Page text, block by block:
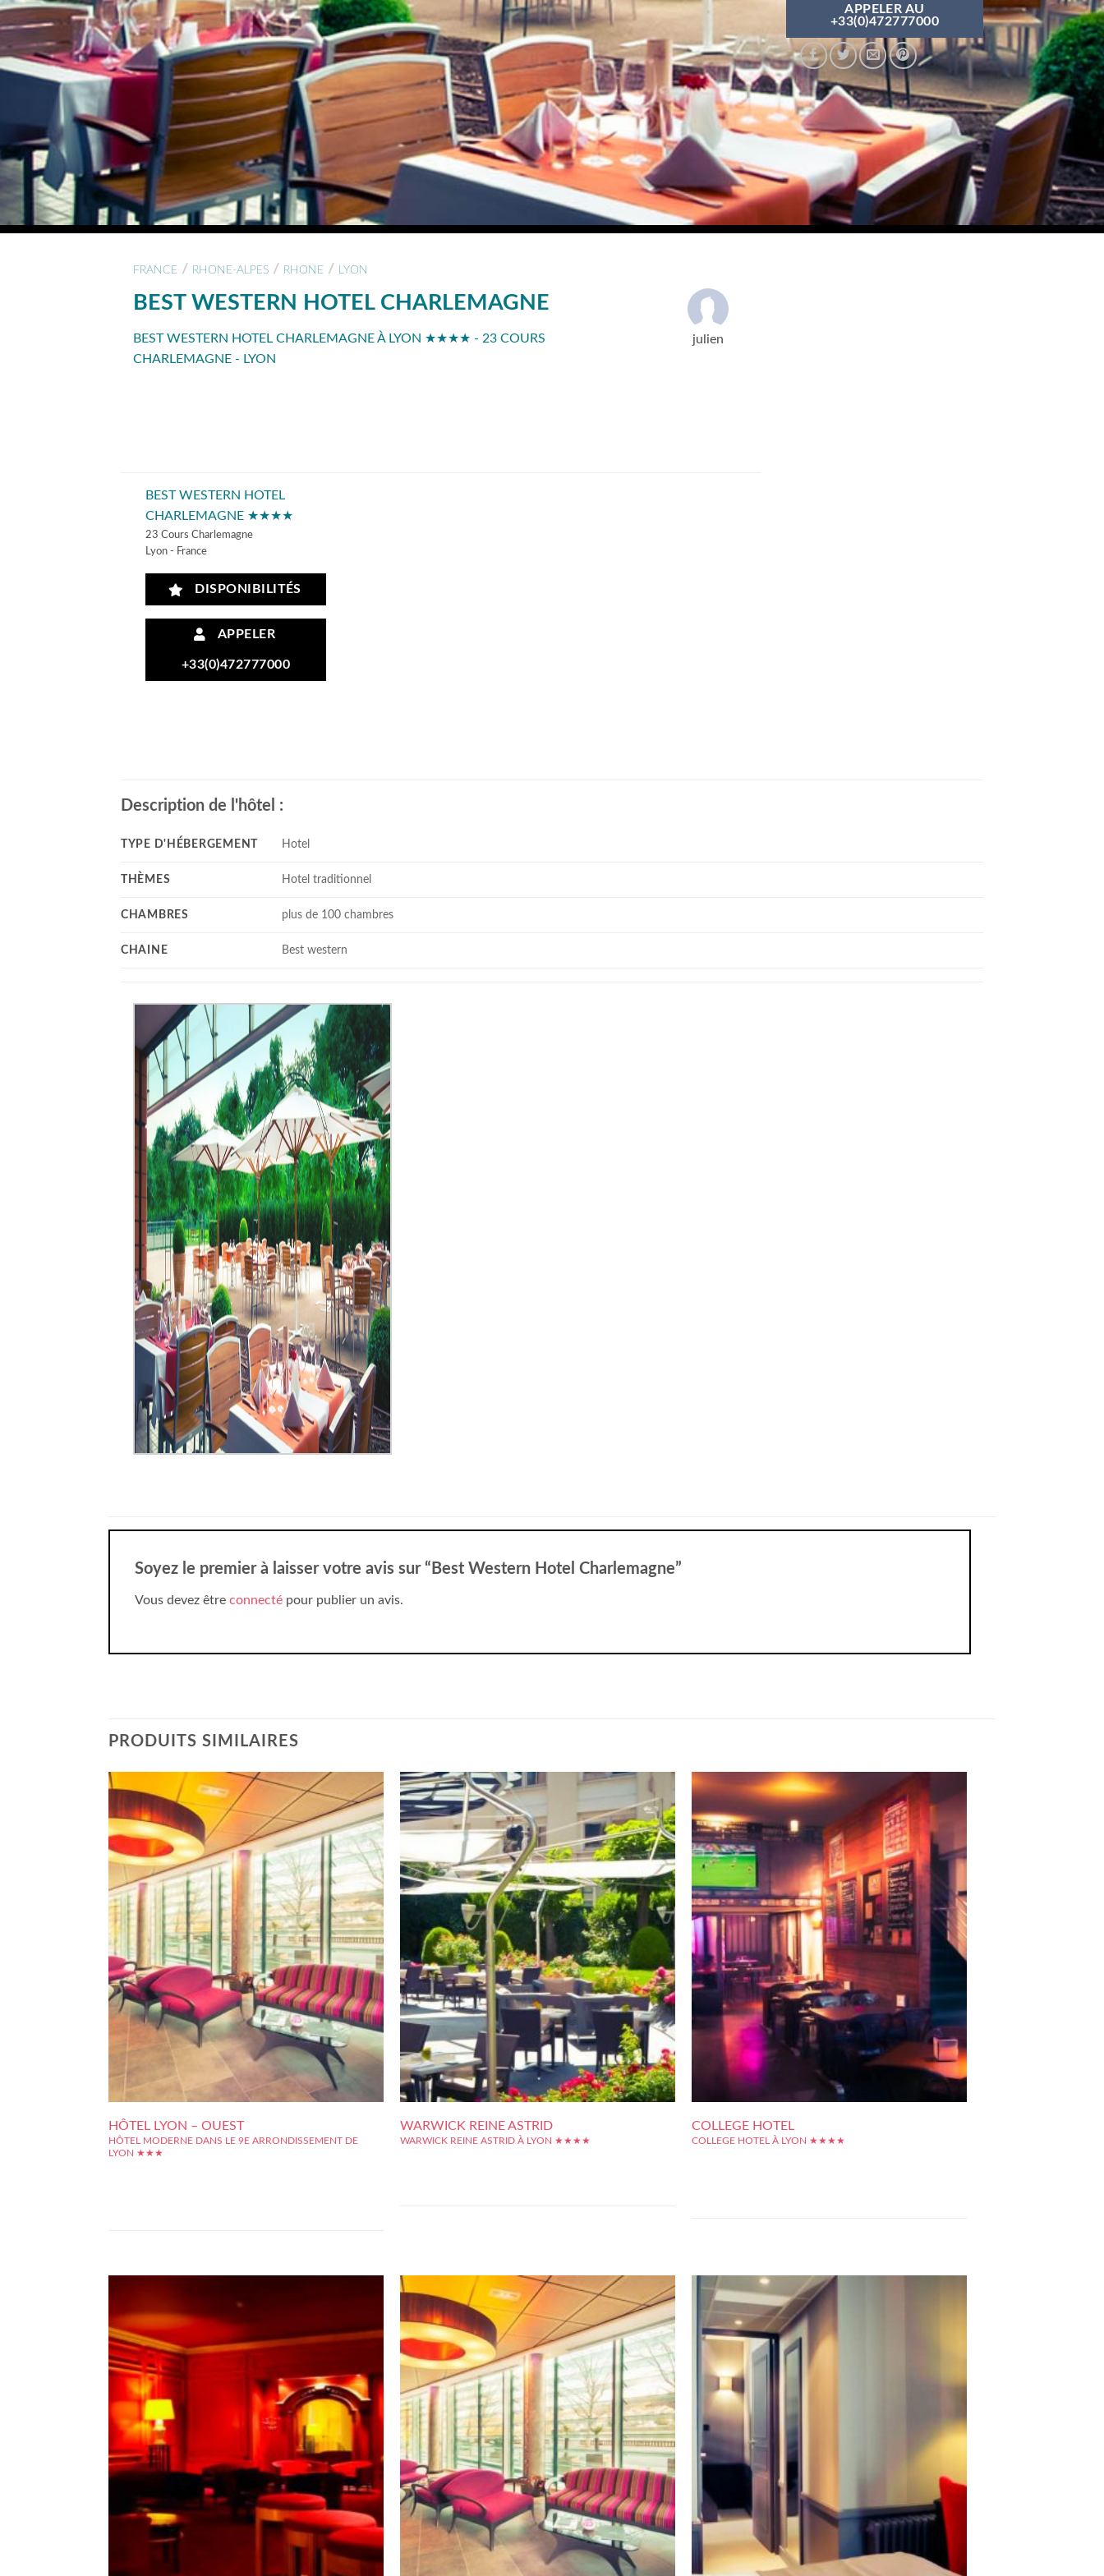
FRANCE / RHONE-ALPES / RHONE / LYON
BEST WESTERN HOTEL CHARLEMAGNE
BEST WESTERN HOTEL CHARLEMAGNE À LYON ★★★★ - 23 COURS
CHARLEMAGNE - LYON
julien
BEST WESTERN HOTEL
CHARLEMAGNE ★★★★
23 Cours Charlemagne
Lyon - France
DISPONIBILITÉS
APPELER
+33(0)472777000
APPELER AU
+33(0)472777000
Description de l'hôtel :
TYPE D'HÉBERGEMENT Hotel
THÈMES Hotel traditionnel
CHAMBRES plus de 100 chambres
CHAINE Best western
Soyez le premier à laisser votre avis sur “Best Western Hotel Charlemagne”
Vous devez être connecté pour publier un avis.
PRODUITS SIMILAIRES
HÔTEL LYON – OUEST
HÔTEL MODERNE DANS LE 9E ARRONDISSEMENT DE
LYON ★★★
WARWICK REINE ASTRID
WARWICK REINE ASTRID À LYON ★★★★
COLLEGE HOTEL
COLLEGE HOTEL À LYON ★★★★